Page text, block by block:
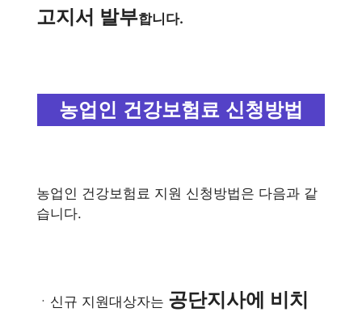
고지서 발부합니다.
농업인 건강보험료 신청방법
농업인 건강보험료 지원 신청방법은 다음과 같
습니다.
ㆍ신규 지원대상자는 공단지사에 비치